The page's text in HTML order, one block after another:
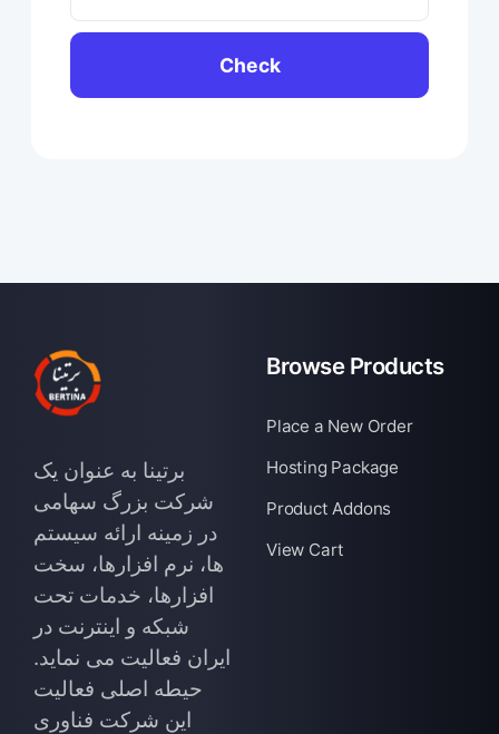
Check
برتینا به عنوان یک
شرکت بزرگ سهامی
در زمینه ارائه سیستم
ها، نرم افزارها، سخت
افزارها، خدمات تحت
شبکه و اینترنت در
ایران فعالیت می نماید.
حیطه اصلی فعالیت
این شرکت فناوری
Browse Products
Place a New Order
Hosting Package
Product Addons
View Cart